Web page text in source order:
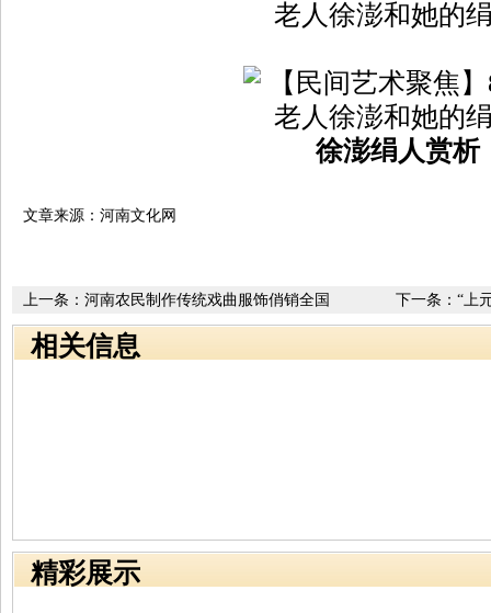
徐澎绢人赏析
文章来源：河南文化网
下一条： “上
上一条： 河南农民制作传统戏曲服饰俏销全国
相关信息
精彩展示